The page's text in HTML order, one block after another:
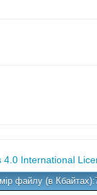
4.0 International
файлу (в